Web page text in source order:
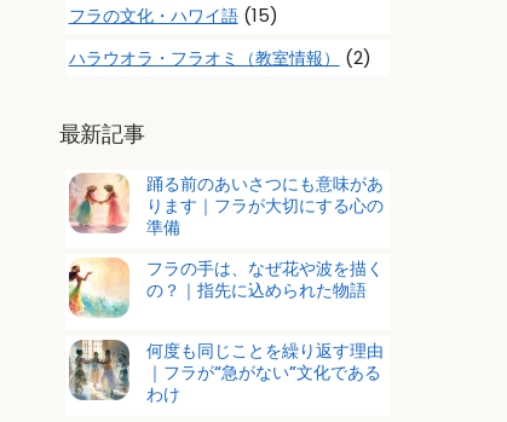
フラの文化・ハワイ語(15)
ハラウオラ・フラオミ（教室情報） (2)
最新記事
踊る前のあいさつにも意味があ
ります｜フラが大切にする心の
準備
フラの手は、なぜ花や波を描く
の？｜指先に込められた物語
何度も同じことを繰り返す理由
｜フラが“急がない”文化である
わけ